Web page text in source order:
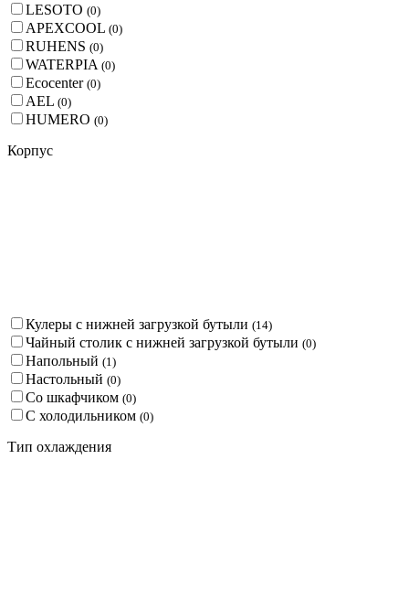
LESOTO (0)
APEXCOOL (0)
RUHENS (0)
WATERPIA (0)
Ecocenter (0)
AEL (0)
HUMERO (0)
Корпус
Кулеры с нижней загрузкой бутыли (14)
Чайный столик с нижней загрузкой бутыли (0)
Напольный (1 )
Настольный (0)
Со шкафчиком (0)
С холодильником (0)
Тип охлаждения